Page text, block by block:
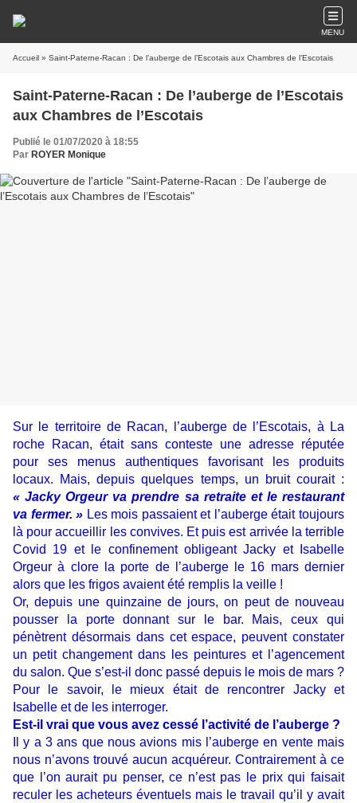
MENU
Accueil » Saint-Paterne-Racan : De l’auberge de l’Escotais aux Chambres de l’Escotais
Saint-Paterne-Racan : De l’auberge de l’Escotais
aux Chambres de l’Escotais
Publié le 01/07/2020 à 18:55
Par ROYER Monique
Sur le territoire de Racan, l’auberge de l’Escotais, à La
roche Racan, était sans conteste une adresse réputée
pour ses menus authentiques favorisant les produits
locaux. Mais, depuis quelques temps, un bruit courait :
« Jacky Orgeur va prendre sa retraite et le restaurant
va fermer. » Les mois passaient et l’auberge était toujours
là pour accueillir les convives. Et puis est arrivée la terrible
Covid 19 et le confinement obligeant Jacky et Isabelle
Orgeur à clore la porte de l’auberge le 16 mars dernier
alors que les frigos avaient été remplis la veille !
Or, depuis une quinzaine de jours, on peut de nouveau
pousser la porte donnant sur le bar. Mais, ceux qui
pénètrent désormais dans cet espace, peuvent constater
un petit changement dans les peintures et l’agencement
du salon. Que s’est-il donc passé depuis le mois de mars ?
Pour le savoir, le mieux était de rencontrer Jacky et
Isabelle et de les interroger.
Est-il vrai que vous avez cessé l’activité de l’auberge ?
Il y a 3 ans que nous avions mis l’auberge en vente mais
nous n’avons trouvé aucun acquéreur. Contrairement à ce
que l’on aurait pu penser, ce n’est pas le prix qui faisait
reculer les acheteurs éventuels mais le travail qu’il y avait